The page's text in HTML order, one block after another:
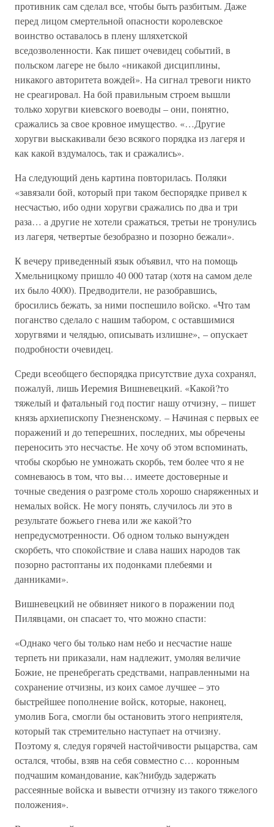
противник сам сделал все, чтобы быть разбитым. Даже
перед лицом смертельной опасности королевское
воинство оставалось в плену шляхетской
вседозволенности. Как пишет очевидец событий, в
польском лагере не было «никакой дисциплины,
никакого авторитета вождей». На сигнал тревоги никто
не среагировал. На бой правильным строем вышли
только хоругви киевского воеводы – они, понятно,
сражались за свое кровное имущество. «…Другие
хоругви выскакивали безо всякого порядка из лагеря и
как какой вздумалось, так и сражались».
На следующий день картина повторилась. Поляки
«завязали бой, который при таком беспорядке привел к
несчастью, ибо одни хоругви сражались по два и три
раза… а другие не хотели сражаться, третьи не тронулись
из лагеря, четвертые безобразно и позорно бежали».
К вечеру приведенный язык объявил, что на помощь
Хмельницкому пришло 40 000 татар (хотя на самом деле
их было 4000). Предводители, не разобравшись,
бросились бежать, за ними поспешило войско. «Что там
поганство сделало с нашим табором, с оставшимися
хоругвями и челядью, описывать излишне», – опускает
подробности очевидец.
Среди всеобщего беспорядка присутствие духа сохранял,
пожалуй, лишь Иеремия Вишневецкий. «Какой?то
тяжелый и фатальный год постиг нашу отчизну, – пишет
князь архиепископу Гнезненскому. – Начиная с первых ее
поражений и до теперешних, последних, мы обречены
переносить это несчастье. Не хочу об этом вспоминать,
чтобы скорбью не умножать скорбь, тем более что я не
сомневаюсь в том, что вы… имеете достоверные и
точные сведения о разгроме столь хорошо снаряженных и
немалых войск. Не могу понять, случилось ли это в
результате божьего гнева или же какой?то
непредусмотренности. Об одном только вынужден
скорбеть, что спокойствие и слава наших народов так
позорно растоптаны их подонками плебеями и
данниками».
Вишневецкий не обвиняет никого в поражении под
Пилявцами, он спасает то, что можно спасти:
«Однако чего бы только нам небо и несчастие наше
терпеть ни приказали, нам надлежит, умоляя величие
Божие, не пренебрегать средствами, направленными на
сохранение отчизны, из коих самое лучшее – это
быстрейшее пополнение войск, которые, наконец,
умолив Бога, смогли бы остановить этого неприятеля,
который так стремительно наступает на отчизну.
Поэтому я, следуя горячей настойчивости рыцарства, сам
остался, чтобы, взяв на себя совместно с… коронным
подчашим командование, как?нибудь задержать
рассеянные войска и вывести отчизну из такого тяжелого
положения».